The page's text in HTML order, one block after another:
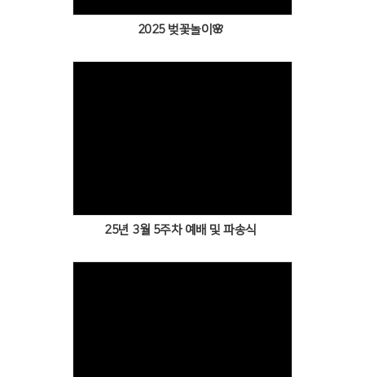
2025 벚꽃놀이🌸
25년 3월 5주차 예배 및 파송식